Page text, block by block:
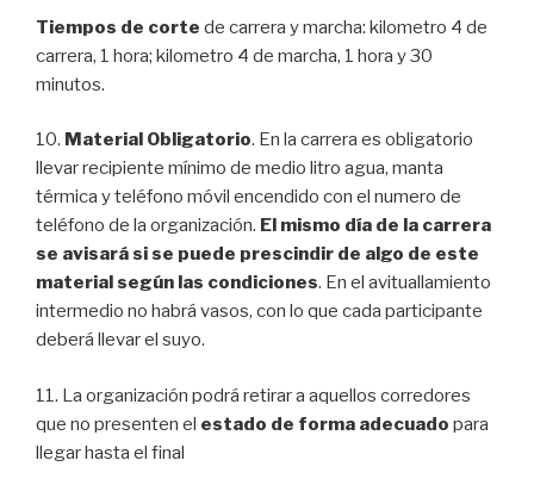
Tiempos de corte de carrera y marcha: kilometro 4 de
carrera, 1 hora; kilometro 4 de marcha, 1 hora y 30
minutos.
10. Material Obligatorio. En la carrera es obligatorio
llevar recipiente mínimo de medio litro agua, manta
térmica y teléfono móvil encendido con el numero de
teléfono de la organización. El mismo día de la carrera
se avisará si se puede prescindir de algo de este
material según las condiciones. En el avituallamiento
intermedio no habrá vasos, con lo que cada participante
deberá llevar el suyo.
11. La organización podrá retirar a aquellos corredores
que no presenten el estado de forma adecuado para
llegar hasta el final